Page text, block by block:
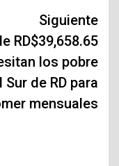
Siguiente
RD$39,658.65
los pobre
Sur de RD para
mensuales